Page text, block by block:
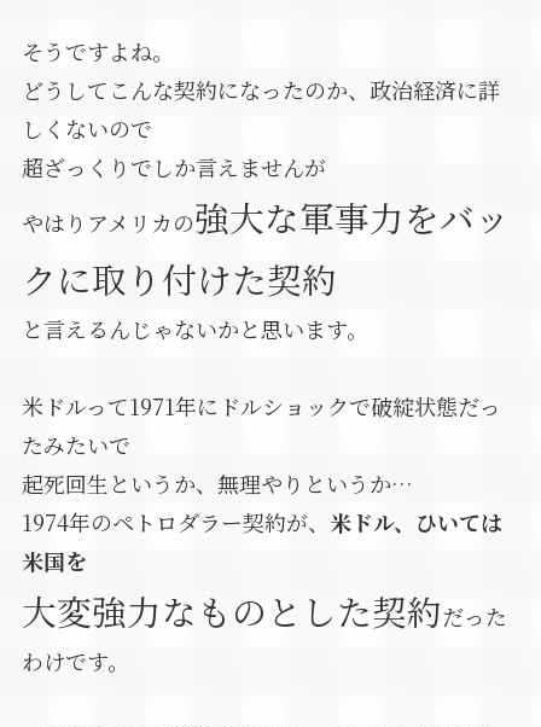
そうですよね。
どうしてこんな契約になったのか、政治経済に詳
しくないので
超ざっくりでしか言えませんが
やはりアメリカの強大な軍事力をバッ
クに取り付けた契約
と言えるんじゃないかと思います。
米ドルって1971年にドルショックで破綻状態だっ
たみたいで
起死回生というか、無理やりというか…
1974年のペトロダラー契約が、 米ドル、ひいては
米国を
大変強力なものとした契約だった
わけです。